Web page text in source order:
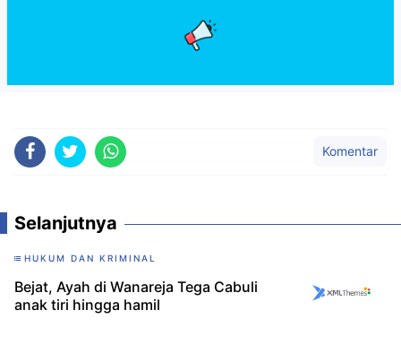
Komentar
Selanjutnya
HUKUM DAN KRIMINAL
Bejat, Ayah di Wanareja Tega Cabuli
anak tiri hingga hamil